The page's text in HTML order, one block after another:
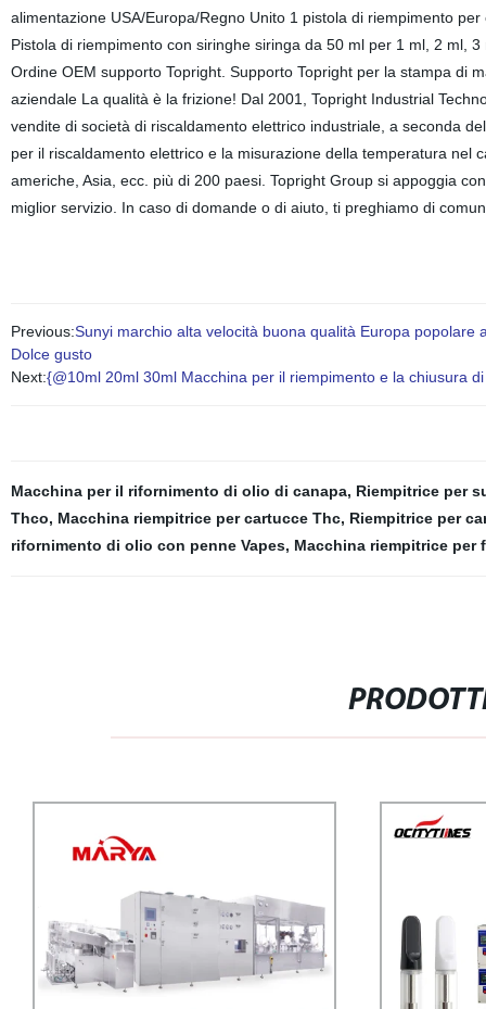
alimentazione USA/Europa/Regno Unito 1 pistola di riempimento
Pistola di riempimento con siringhe siringa da 50 ml per 1 ml, 2
Ordine OEM supporto Topright. Supporto Topright per la stampa
aziendale La qualità è la frizione! Dal 2001, Topright Industrial
vendite di società di riscaldamento elettrico industriale, a seconda
per il riscaldamento elettrico e la misurazione della temperatura nel
americhe, Asia, ecc. più di 200 paesi. Topright Group si appoggia
miglior servizio. In caso di domande o di aiuto, ti preghiamo di
Previous:Sunyi marchio alta velocità buona qualità Europa
Dolce gusto
Next:{@10ml 20ml 30ml Macchina per il riempimento e la chiusura
Macchina per il rifornimento di olio di canapa, Riempitrice per
Thco, Macchina riempitrice per cartucce Thc, Riempitrice per
rifornimento di olio con penne Vapes, Macchina riempitrice per